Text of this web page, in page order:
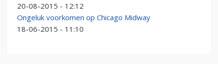
20-08-2015 - 12:12
Ongeluk voorkomen op Chicago Midway
18-06-2015 - 11:10